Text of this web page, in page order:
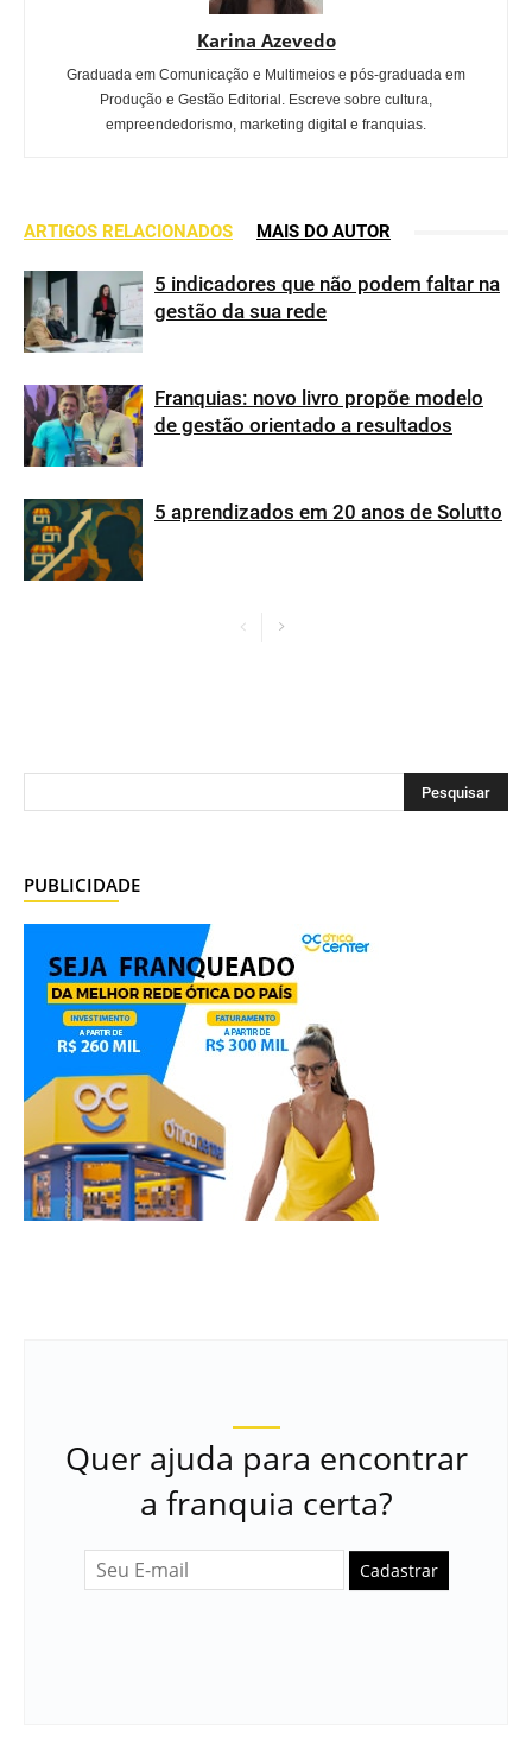
Karina Azevedo
Graduada em Comunicação e Multimeios e pós-graduada em
Produção e Gestão Editorial. Escreve sobre cultura,
empreendedorismo, marketing digital e franquias.
ARTIGOS RELACIONADOS MAIS DO AUTOR
5 indicadores que não podem faltar na
gestão da sua rede
Franquias: novo livro propõe modelo
de gestão orientado a resultados
5 aprendizados em 20 anos de Solutto
PUBLICIDADE
Quer ajuda para encontrar
a franquia certa?
Cadastrar